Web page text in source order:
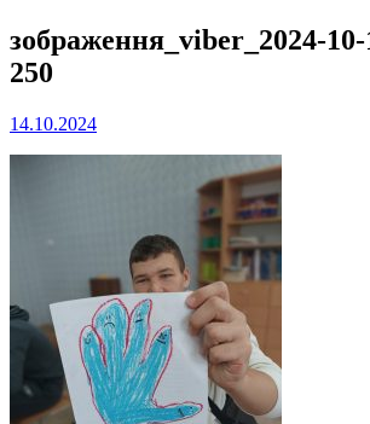
зображення_viber_2024-10-
250
14.10.2024